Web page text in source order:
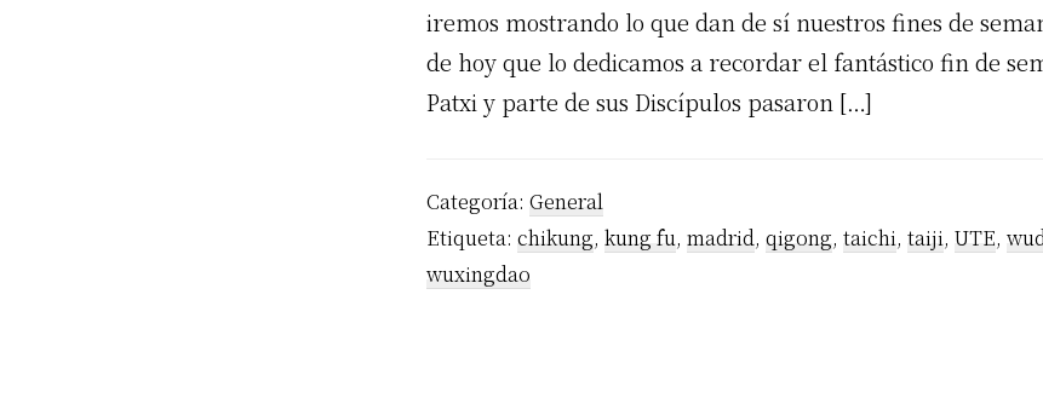
iremos mostrando lo que dan de sí nuestros fines de
de hoy que lo dedicamos a recordar el fantástico fin de
Patxi y parte de sus Discípulos pasaron […]
Categoría: General
Etiqueta: chikung, kung fu, madrid, qigong, taichi, taiji, UTE,
wuxingdao